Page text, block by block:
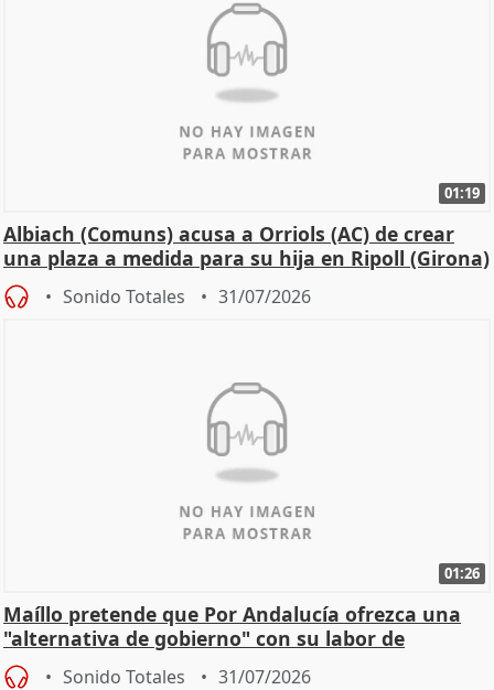
01:19
Albiach (Comuns) acusa a Orriols (AC) de crear
una plaza a medida para su hija en Ripoll (Girona)
Sonido Totales 31/07/2026
01:26
Maíllo pretende que Por Andalucía ofrezca una
"alternativa de gobierno" con su labor de
oposición
Sonido Totales 31/07/2026